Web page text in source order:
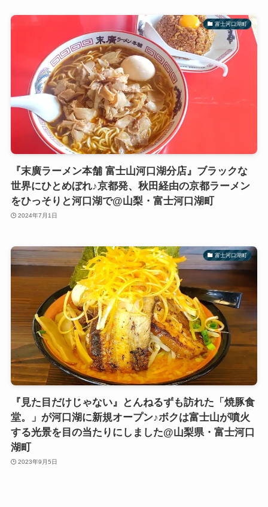
富士河口湖町
『末廣ラーメン本舗 富士山河口湖分店』ブラックな
世界にひとめぼれ♪京都発、秋田経由の京都ラーメン
をひっそりと河口湖で@山梨・富士河口湖町
2024年7月1日
富士河口湖町
『見た目だけじゃない』とんねるずも訪れた「焼豚食
堂。」が河口湖に新規オープン♪ボクは富士山が噴火
する光景を目の当たりにしました@山梨県・富士河口
湖町
2023年9月5日